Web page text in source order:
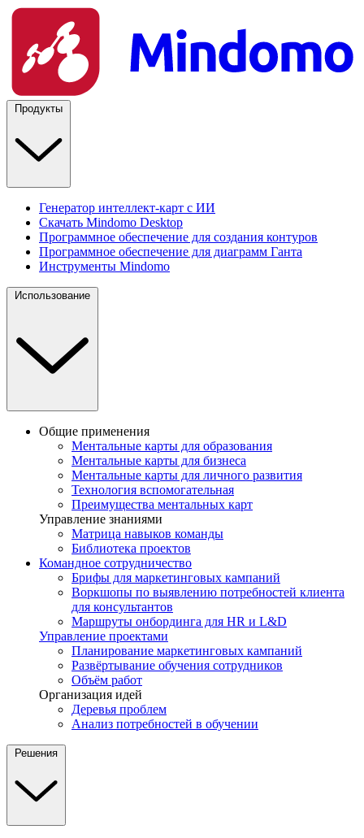
Продукты
Генератор интеллект-карт с ИИ
Скачать Mindomo Desktop
Программное обеспечение для создания контуров
Программное обеспечение для диаграмм Ганта
Инструменты Mindomo
Использование
Общие применения
Ментальные карты для образования
Ментальные карты для бизнеса
Ментальные карты для личного развития
Технология вспомогательная
Преимущества ментальных карт
Управление знаниями
Матрица навыков команды
Библиотека проектов
Командное сотрудничество
Брифы для маркетинговых кампаний
Воркшопы по выявлению потребностей клиента
для консультантов
Маршруты онбординга для HR и L&D
Управление проектами
Планирование маркетинговых кампаний
Развёртывание обучения сотрудников
Объём работ
Организация идей
Деревья проблем
Анализ потребностей в обучении
Решения